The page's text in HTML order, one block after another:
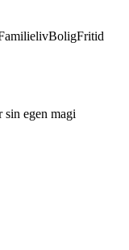
BoligFritid
sin egen magi